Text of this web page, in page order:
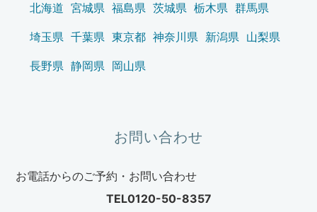
北海道 宮城県 福島県 茨城県 栃木県 群馬県
埼玉県 千葉県 東京都 神奈川県 新潟県 山梨県
長野県 静岡県 岡山県
お問い合わせ
お電話からのご予約・お問い合わせ
TEL0120-50-8357